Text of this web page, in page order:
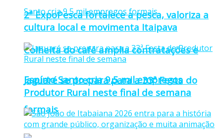
Colheita do café amplia contratações e
Espírto Santo cria 9,5 mil empregos
formais
2ª ExpoPesca fortalece a pesca, valoriza a
cultura local e movimenta Itaipava
Jaguaré se prepara para a 33ª Festa do
Produtor Rural neste final de semana